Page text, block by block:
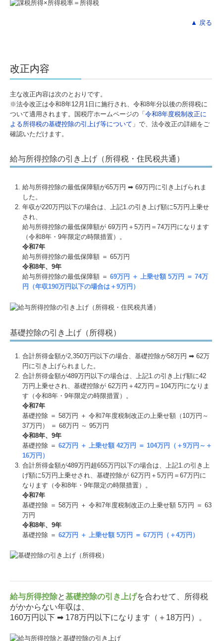
▲ 戻る
改正内容
主な改正内容は次のとおりです。
※法令改正は令和8年12月1日に施行され、令和8年分以後の所得税に
ついて適用されます。国税庁ホームページの「 令和8年度税制改正に
よる所得税の基礎控除の引上げ等について 」で、法令改正の詳細をご
確認いただけます。
給与所得控除の引き上げ（所得税・住民税共通）
給与所得控除の最低保障額が65万円 ➡ 69万円に引き上げられま
した。
年収が220万円以下の場合は、上記1.の引き上げ額に5万円上乗せ
され、
給与所得控除の最低保障額が 69万円＋5万円＝74万円になります
（令和8年・9年限定の時限措置）。
令和7年
給与所得控除の最低保障額 ＝ 65万円
令和8年、9年
給与所得控除の最低保障額 ＝ 69万円 ＋ 上乗せ額 5万円 ＝ 74万
円（年収190万円以下の場合は＋9万円）
基礎控除の引き上げ（所得税）
合計所得⾦額が2,350万円以下の場合、基礎控除が58万円 ➡ 62万
円に引き上げられました。
合計所得⾦額が489万円以下の場合は、上記1.の引き上げ額に42
万円上乗せされ、基礎控除が 62万円＋42万円＝104万円になりま
す（令和8年・9年限定の時限措置）。
令和7年
基礎控除 ＝ 58万円 ＋ 令和7年度税制改正の上乗せ額（10万円～
37万円） ＝ 68万円 ～ 95万円
令和8年、9年
基礎控除 ＝ 62万円 ＋ 上乗せ額 42万円 ＝ 104万円（＋9万円～＋
16万円）
合計所得⾦額が489万円超655万円以下の場合は、上記1.の引き上
げ額に5万円上乗せされ、基礎控除が 62万円＋5万円＝67万円に
なります（令和8年・9年限定の時限措置）。
令和7年
基礎控除 ＝ 58万円 ＋ 令和7年度税制改正の上乗せ額 5万円 ＝ 63
万円
令和8年、9年
基礎控除 ＝ 62万円 ＋ 上乗せ額 5万円 ＝ 67万円（＋4万円）
給与所得控除と基礎控除の引き上げを合わせて、所得税
がかからない年収は、
160万円以下 ➡ 178万円以下になります（＋18万円）。